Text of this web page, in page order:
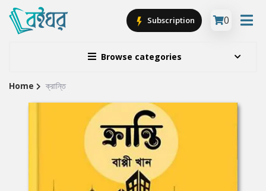
Browse categories
Subscription 0
Site
Home ক্রান্তি